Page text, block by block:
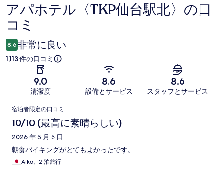
口
コ
ミ
アパホテル〈TKP仙台駅北〉の口
コミ
8.6 非常に良い
1,113 件の口コミ
9.0
清潔度
8.6
設備とサービス
8.6
スタッフとサービス
口
コ
ミ
宿泊者限定の口コミ
10/10 (最高に素晴らしい)
2026 年 5 月 5 日
朝食バイキングがとてもよかったです。
Aiko、2 泊旅行